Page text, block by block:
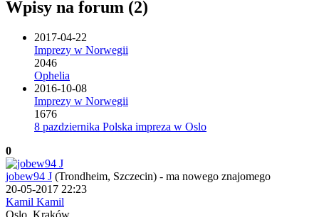
Wpisy na forum (2)
2017-04-22
Imprezy w Norwegii
2046
Ophelia
2016-10-08
Imprezy w Norwegii
1676
8 pazdziernika Polska impreza w Oslo
0
jobew94 J (Trondheim, Szczecin) - ma nowego znajomego
20-05-2017 22:23
Kamil Kamil
Oslo, Kraków